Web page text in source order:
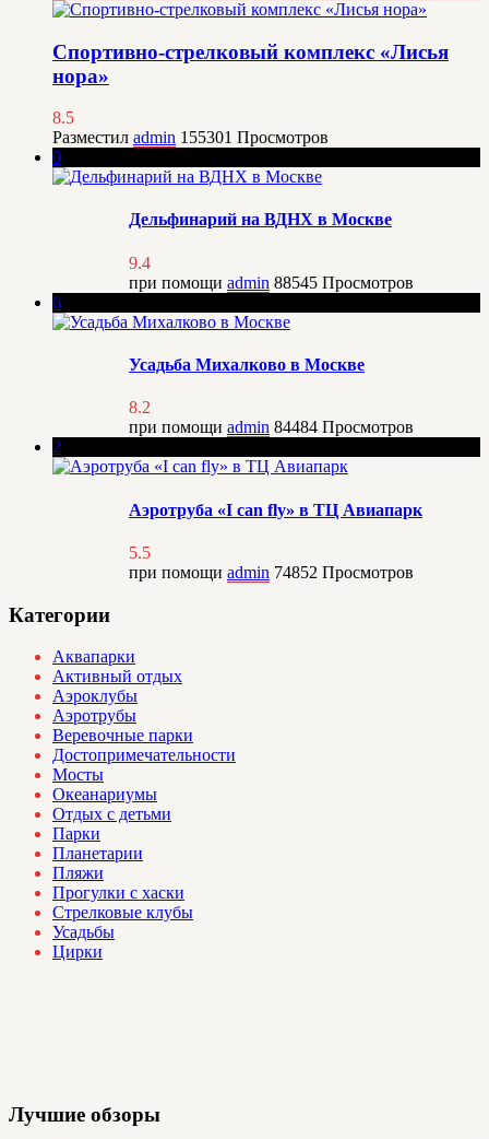
Спортивно-стрелковый комплекс «Лисья
нора»
8.5
Разместил admin 155301 Просмотров
0
Дельфинарий на ВДНХ в Москве
9.4
при помощи admin 88545 Просмотров
6
Усадьба Михалково в Москве
8.2
при помощи admin 84484 Просмотров
2
Аэротруба «I can fly» в ТЦ Авиапарк
5.5
при помощи admin 74852 Просмотров
Категории
Аквапарки
Активный отдых
Аэроклубы
Аэротрубы
Веревочные парки
Достопримечательности
Мосты
Океанариумы
Отдых с детьми
Парки
Планетарии
Пляжи
Прогулки с хаски
Стрелковые клубы
Усадьбы
Цирки
Лучшие обзоры